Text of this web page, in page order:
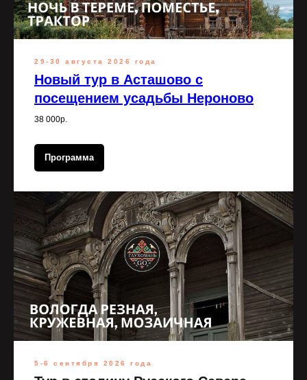
29-30 августа 2026 года
Новый тур в Асташово с
посещением усадьбы Нероново
38 000р.
Программа
5-6 сентября 2026 года